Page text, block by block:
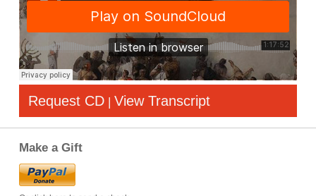
Request CD | View Transcript
Make a Gift